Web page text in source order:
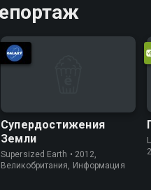
Супердостижения
Земли
Supersized Earth • 2012,
Великобритания, Информация